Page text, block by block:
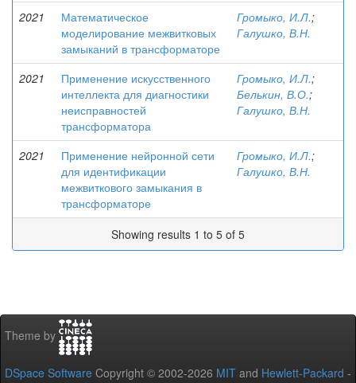
2021
Математическое
моделирование межвитковых
замыканий в трансформаторе
Громыко, И.Л.;
Галушко, В.Н.
2021
Применение искусственного
интеллекта для диагностики
неисправностей
трансформатора
Громыко, И.Л.;
Белькин, В.О.;
Галушко, В.Н.
2021
Применение нейронной сети
для идентификации
межвиткового замыкания в
трансформаторе
Громыко, И.Л.;
Галушко, В.Н.
Showing results 1 to 5 of 5
Theme by
DSpace Software Copyright © 2002-2026 MIT and Hewlett-Packard -